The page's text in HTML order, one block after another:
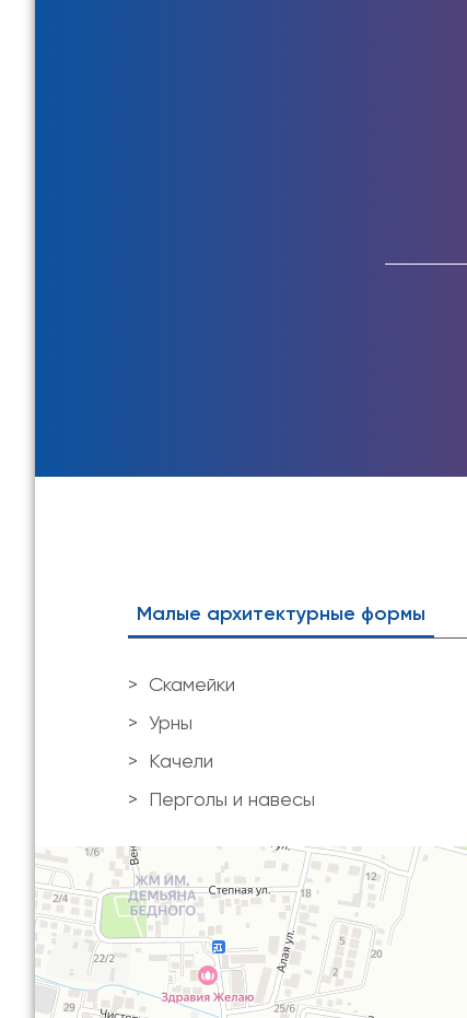
Малые архитектурные формы
Скамейки
Урны
Качели
Перголы и навесы